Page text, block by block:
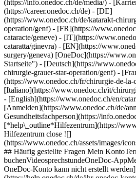
(https://info.onedoc.ch/de/media/) -
(https://career.onedoc.ch/de) - [DE]
(https://www.onedoc.ch/de/katarakt-
operation/genf) - [FR](https://
cataracte/geneve) - [IT](https://
cataratta/ginevra) - [EN](https://
surgery/geneva) [OneDoc](https://
Startseite") - [Deutsch](https://
chirurgie-grauer-star-operation/genf) -
(https://www.onedoc.ch/fr/chirurgie-de-la-
[Italiano](https://www.onedoc.ch/it/
- [English](https://www.onedoc.ch/en/
[Anmelden](https://www.onedoc.ch/de/
Gesundheitsfachperson](https://
[*help\_outline*Hilfezentrum](https://
Hilfezentrum close ![]
(https://www.onedoc.ch/assets/images/
## Häufig gestellte Fragen Mein
buchenVideosprechstundeOneDoc-
OneDoc-Konto kann nicht erstellt werden]